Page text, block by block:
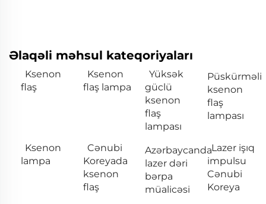
Əlaqəli məhsul kateqoriyaları
Ksenon
flaş
Ksenon
flaş lampa
Yüksək
güclü
ksenon
flaş
lampası
Püskürməli
ksenon
flaş
lampası
Ksenon
lampa
Cənubi
Koreyada
ksenon
flaş
Azərbaycanda
lazer dəri
bərpa
müalicəsi
Lazer işıq
impulsu
Cənubi
Koreya